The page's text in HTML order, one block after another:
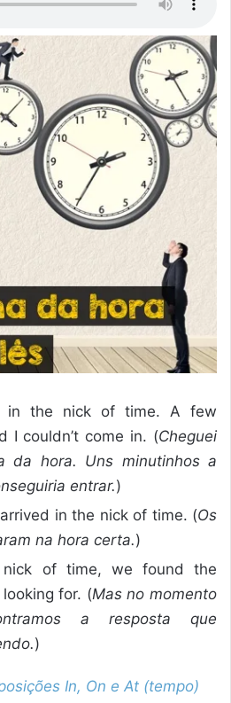
in the nick of time. A few
I couldn’t come in. (Cheguei
da hora. Uns minutinhos a
entrar.)
in the nick of time. (Os
na hora certa.)
of time, we found the
for. (Mas no momento
a resposta que
)
In, On e At (tempo)